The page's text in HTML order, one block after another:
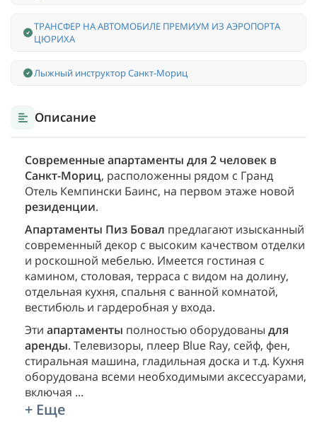
ТРАНСФЕР НА АВТОМОБИЛЕ ПРЕМИУМ ИЗ АЭРОПОРТА
ЦЮРИХА
Лыжный инструктор Санкт-Мориц
Описание
Современные апартаменты для 2 человек в
Санкт-Мориц, расположенны рядом с Гранд
Отель Кемпински Баинс, на первом этаже новой
резиденции.
Апартаменты Пиз Бовал предлагают изысканный
современный декор с высоким качеством отделки
и роскошной мебелью. Имеется гостиная с
камином, столовая, терраса с видом на долину,
отдельная кухня, спальня с ванной комнатой,
вестибюль и гардеробная у входа.
Эти апартаменты полностью оборудованы для
аренды. Телевизоры, плеер Blue Ray, сейф, фен,
стиральная машина, гладильная доска и т.д. Кухня
оборудована всеми необходимыми аксессуарами,
включая ...
+ Еще